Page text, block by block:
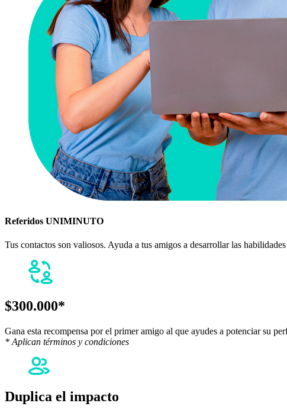
Referidos UNIMINUTO
Tus contactos son valiosos. Ayuda a tus amigos a desarrollar las
$300.000*
Gana esta recompensa por el primer amigo al que ayudes a potenciar su
* Aplican términos y condiciones
Duplica el impacto